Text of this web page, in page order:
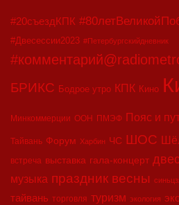
#20съездКПК
#Двесессии2023 #Петербургскийдневник
БРИКС Бодрое утро КПК Кино
Минкоммерции ООН ПМЭФ Пояс и
Тайвань Форум Харбин ЧС ШОС
встреча выставка гала-концерт
музыка праздник весны
тайвань торговля туризм экология